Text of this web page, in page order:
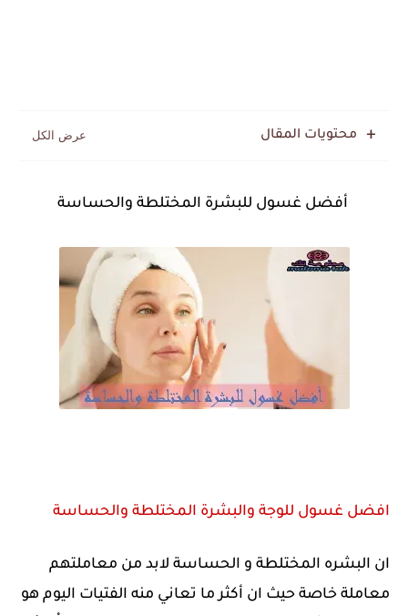
محتويات المقال
أفضل غسول للبشرة المختلطة والحساسة
افضل غسول للوجة والبشرة المختلطة والحساسة
ان البشره المختلطة و الحساسة لابد من معاملتهم
معاملة خاصة حيث ان أكثر ما تعاني منه الفتيات اليوم هو